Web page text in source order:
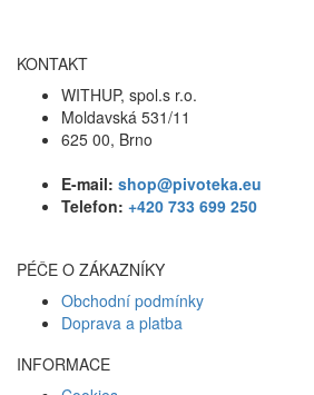
KONTAKT
WITHUP, spol.s r.o.
Moldavská 531/11
625 00, Brno
E-mail: shop@pivoteka.eu
Telefon: +420 733 699 250
PÉČE O ZÁKAZNÍKY
Obchodní podmínky
Doprava a platba
INFORMACE